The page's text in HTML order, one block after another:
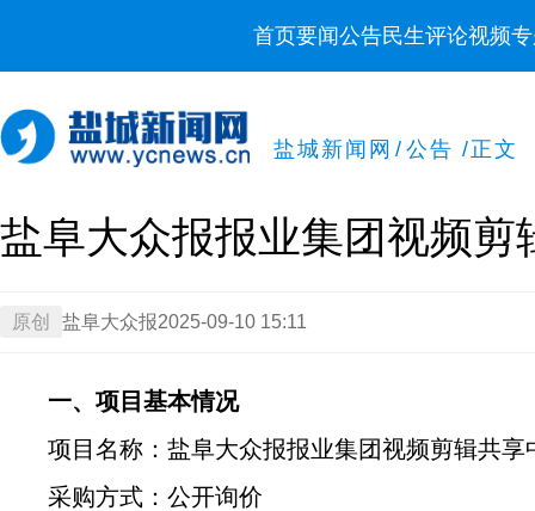
首页要闻公告民生评论视频
盐城新闻网 / 公告 /正文
盐阜大众报报业集团视频
原创 盐阜大众报2025-09-10 15:11
一、项目基本情况
项目名称：盐阜大众报报业集团视频剪辑共享
采购方式：公开询价